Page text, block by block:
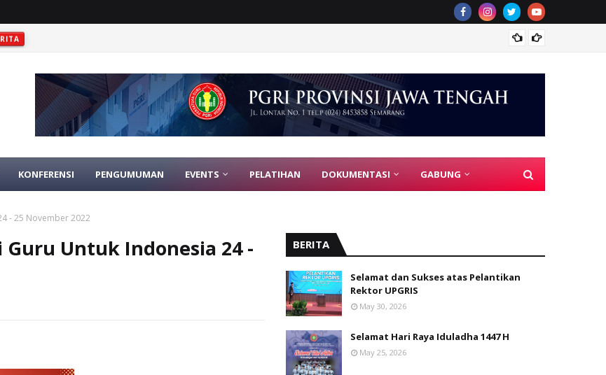
KONFERENSI PENGUMUMAN EVENTS PELATIHAN DOKUMENTASI GABUNG
- 25 November 2022
Untuk Indonesia 24 -
BERITA
Selamat dan Sukses atas Pelantikan
Rektor UPGRIS
May 30, 2026
Selamat Hari Raya Iduladha 1447 H
May 25, 2026